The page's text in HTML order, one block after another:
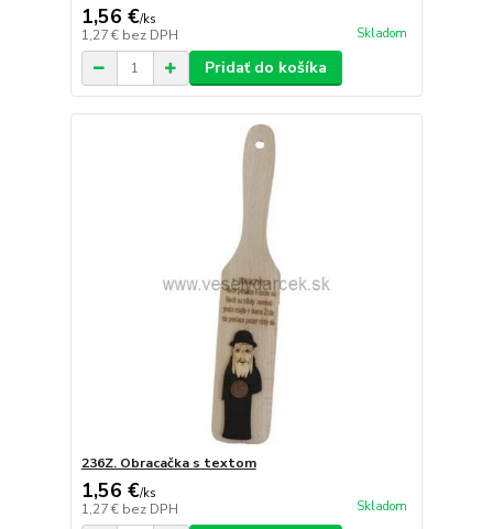
1,56 €/ks
1,27 € bez DPH Skladom
Pridať do košíka
236Z. Obracačka s textom
1,56 €/ks
1,27 € bez DPH Skladom